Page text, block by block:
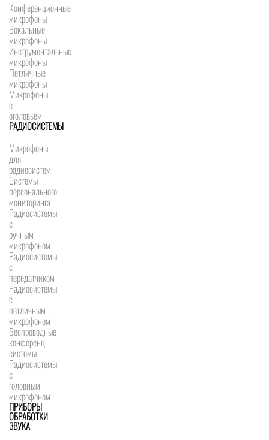
Конференционные
микрофоны
Вокальные
микрофоны
Инструментальные
микрофоны
Петличные
микрофоны
Микрофоны
с
оголовьем
РАДИОСИСТЕМЫ
Микрофоны
для
радиосистем
Системы
персонального
мониторинга
Радиосистемы
c
ручным
микрофоном
Радиосистемы
с
передатчиком
Радиосистемы
с
петличным
микрофоном
Беспроводные
конференц-
системы
Радиосистемы
с
головным
микрофоном
ПРИБОРЫ
ОБРАБОТКИ
ЗВУКА